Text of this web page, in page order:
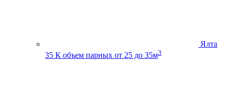
Ялта
35 К объем парных от 25 до 35м3